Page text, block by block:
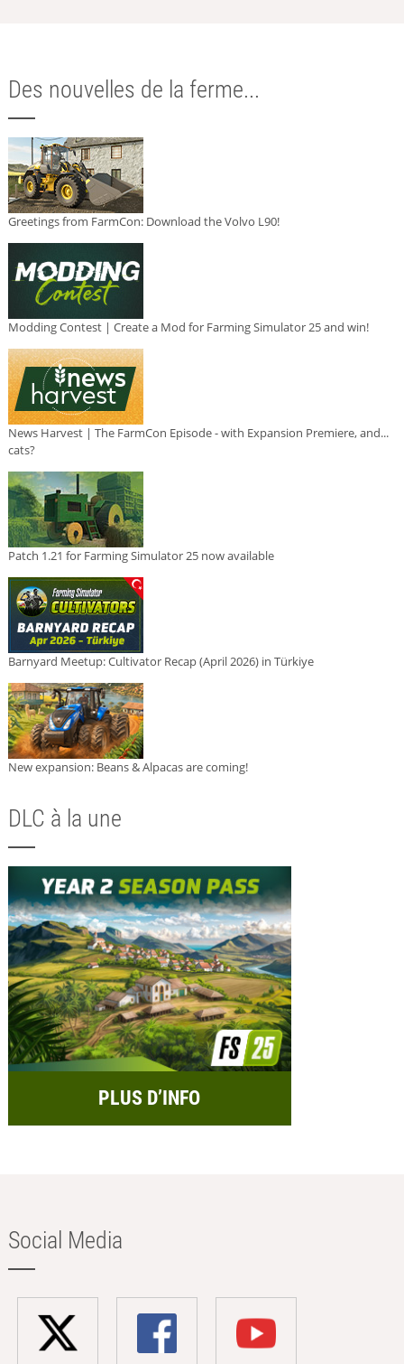
Des nouvelles de la ferme...
Greetings from FarmCon: Download the Volvo L90!
Modding Contest | Create a Mod for Farming Simulator 25 and win!
News Harvest | The FarmCon Episode - with Expansion Premiere, and...
cats?
Patch 1.21 for Farming Simulator 25 now available
Barnyard Meetup: Cultivator Recap (April 2026) in Türkiye
New expansion: Beans & Alpacas are coming!
DLC à la une
PLUS D’INFO
Social Media